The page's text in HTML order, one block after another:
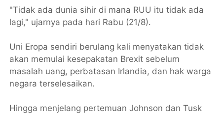
"Tidak ada dunia sihir di mana RUU itu tidak ada
lagi," ujarnya pada hari Rabu (21/8).
Uni Eropa sendiri berulang kali menyatakan tidak
akan memulai kesepakatan Brexit sebelum
masalah uang, perbatasan Irlandia, dan hak warga
negara terselesaikan.
Hingga menjelang pertemuan Johnson dan Tusk